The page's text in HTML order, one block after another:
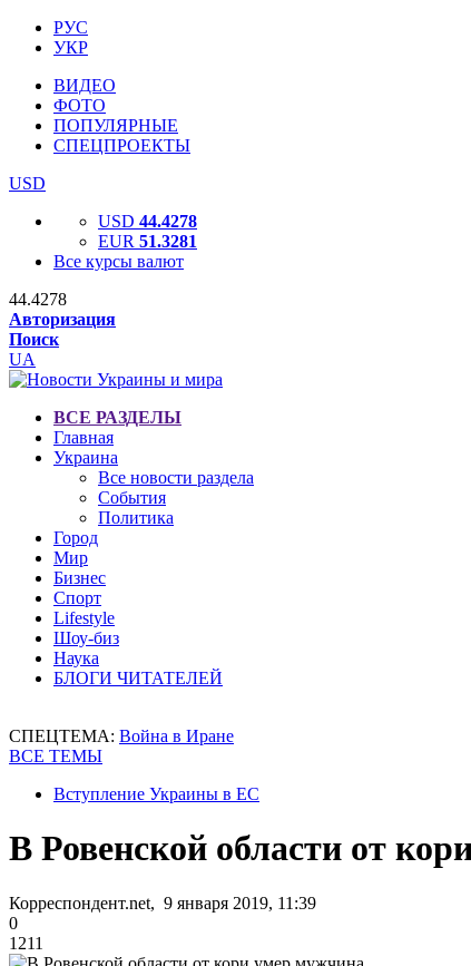
РУС
УКР
ВИДЕО
ФОТО
ПОПУЛЯРНЫЕ
СПЕЦПРОЕКТЫ
USD
USD 44.4278
EUR 51.3281
Все курсы валют
44.4278
Авторизация
Поиск
UA
ВСЕ РАЗДЕЛЫ
Главная
Украина
Все новости раздела
События
Политика
Город
Мир
Бизнес
Спорт
Lifestyle
Шоу-биз
Наука
БЛОГИ ЧИТАТЕЛЕЙ
СПЕЦТЕМА: Война в Иране
ВСЕ ТЕМЫ
Вступление Украины в ЕС
В Ровенской области от
Корреспондент.net, 9 января 2019, 11:39
0
1211